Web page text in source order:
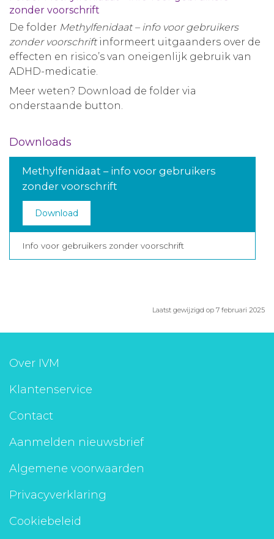
zonder voorschrift
De folder Methylfenidaat – info voor gebruikers
zonder voorschriftinformeert uitgaanders over de
effecten en risico’s van oneigenlijk gebruik van
ADHD-medicatie.
Meer weten? Download de folder via
onderstaande button.
Downloads
Methylfenidaat – info voor gebruikers
zonder voorschrift
Download
Info voor gebruikers zonder voorschrift
Laatst gewijzigd op 7 februari 2025
Over IVM
Klantenservice
Contact
Aanmelden nieuwsbrief
Algemene voorwaarden
Privacyverklaring
Cookiebeleid